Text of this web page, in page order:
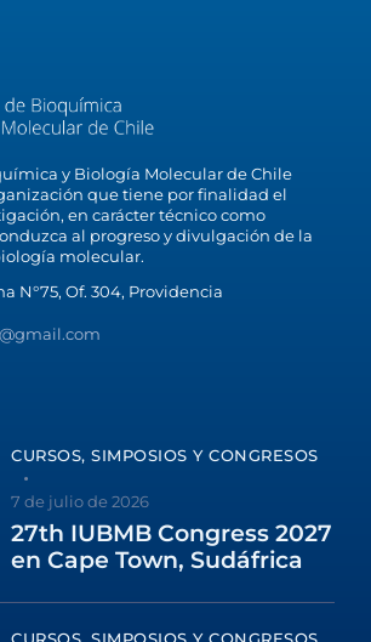
y Biología Molecular de Chile
que tiene por finalidad el
en carácter técnico como
al progreso y divulgación de la
molecular.
N°75, Of. 304, Providencia
CURSOS, SIMPOSIOS Y CONGRESOS
7 de julio de 2026
27th IUBMB Congress 2027
en Cape Town, Sudáfrica